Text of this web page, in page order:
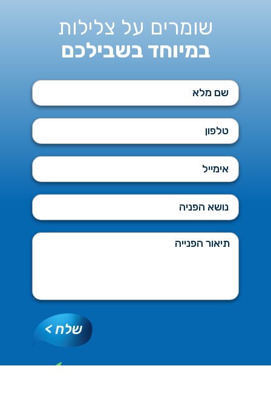
שומרים על צלילות
במיוחד בשבילכם